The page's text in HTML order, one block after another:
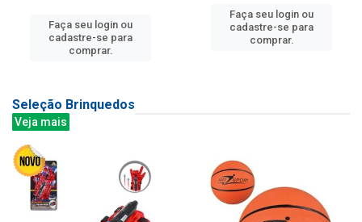
Faça seu login ou
cadastre-se para
comprar.
Faça seu login ou
cadastre-se para
comprar.
Seleção Brinquedos
Veja mais